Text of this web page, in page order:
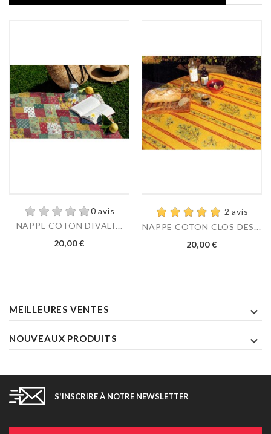
0 avis
NAPPE COTON DIVALI...
Prix
20,00 €
2 avis
NAPPE COTON CLOS DES...
Prix
20,00 €
MEILLEURES VENTES 
NOUVEAUX PRODUITS 
S'INSCRIRE À NOTRE NEWSLETTER